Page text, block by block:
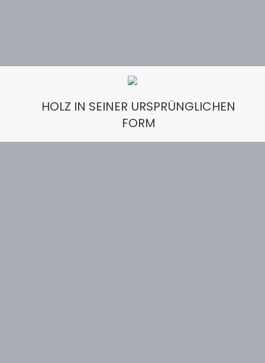
HOLZ IN SEINER URSPRÜNGLICHEN
FORM